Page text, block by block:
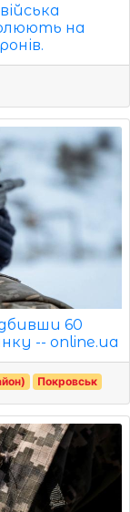
на
60
-- online.ua
Покровськ